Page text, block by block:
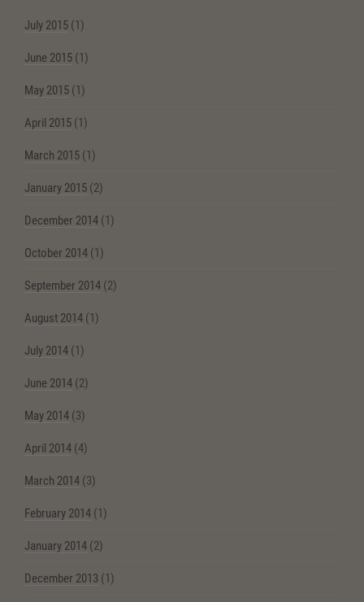
July 2015 (1)
June 2015 (1)
May 2015 (1)
April 2015 (1)
March 2015 (1)
January 2015 (2)
December 2014 (1)
October 2014 (1)
September 2014 (2)
August 2014 (1)
July 2014 (1)
June 2014 (2)
May 2014 (3)
April 2014 (4)
March 2014 (3)
February 2014 (1)
January 2014 (2)
December 2013 (1)